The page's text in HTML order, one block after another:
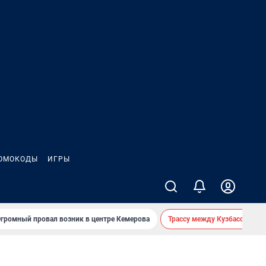
ИГРЫ
провал возник в центре Кемерова Трассу между Кузбассом и